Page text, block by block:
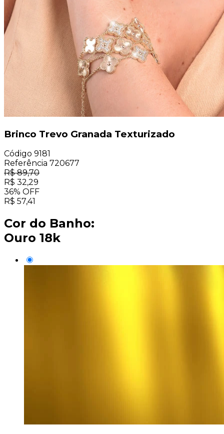
Brinco Trevo Granada Texturizado
Código 9181
Referência 720677
R$89,70
R$ 32,29
36% OFF
R$ 57,41
Cor do Banho:
Ouro 18k